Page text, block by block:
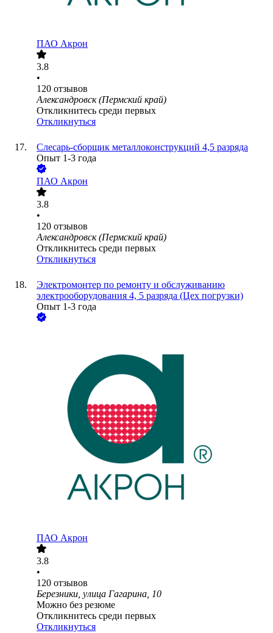
ПАО Акрон
3.8
•
120 отзывов
Александровск (Пермский край)
Откликнитесь среди первых
Откликнуться
Слесарь-сборщик металлоконструкций 4,5 разряда
Опыт 1-3 года
ПАО Акрон
3.8
•
120 отзывов
Александровск (Пермский край)
Откликнитесь среди первых
Откликнуться
Электромонтер по ремонту и обслуживанию
электрооборудования 4, 5 разряда (Цех погрузки)
Опыт 1-3 года
ПАО Акрон
3.8
•
120 отзывов
Березники, улица Гагарина, 10
Можно без резюме
Откликнитесь среди первых
Откликнуться